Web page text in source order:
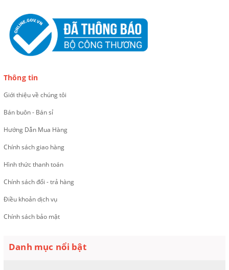
Thông tin
Giới thiệu về chúng tôi
Bán buôn - Bán sỉ
Hướng Dẫn Mua Hàng
Chính sách giao hàng
Hình thức thanh toán
Chính sách đổi - trả hàng
Điều khoản dịch vụ
Chính sách bảo mật
Danh mục nổi bật